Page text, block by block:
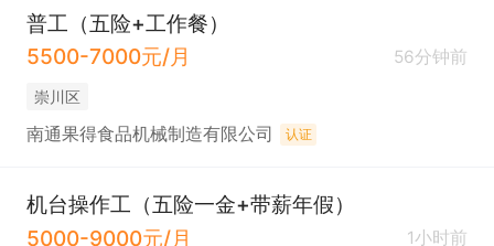
普工（五险+工作餐）
5500-7000元/月
56分钟前
崇川区
南通果得食品机械制造有限公司 认证
机台操作工（五险一金+带薪年假）
5000-9000元/月
1小时前